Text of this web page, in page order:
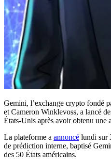
Gemini, l’exchange crypto fondé
et Cameron Winklevoss, a lancé
États-Unis après avoir obtenu une
La plateforme a annoncé lundi sur
de prédiction interne, baptisé
des 50 États américains.